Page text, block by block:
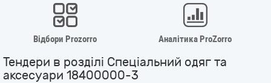
Відбори Prozorro Аналітика ProZorro
Тендери в розділі Спеціальний одяг та
аксесуари 18400000-3